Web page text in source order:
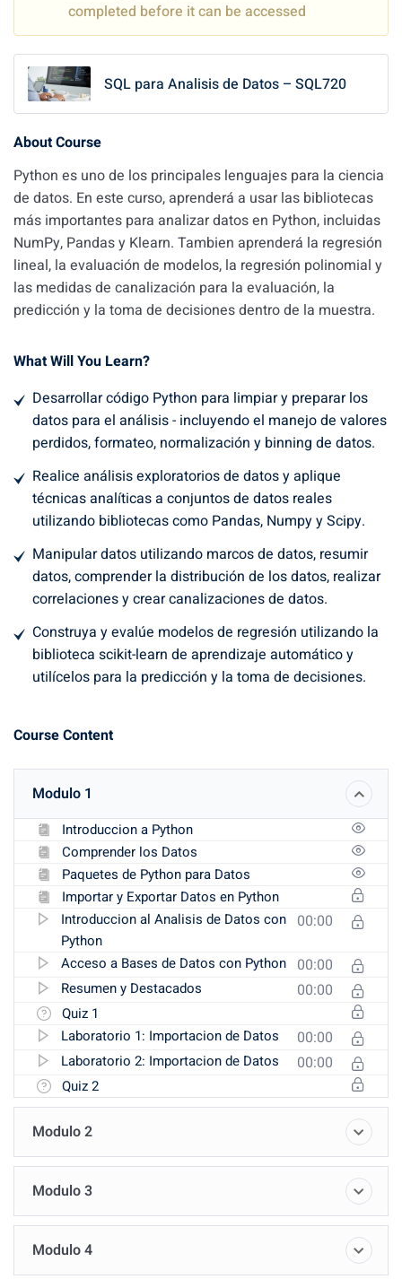
completed before it can be accessed
SQL para Analisis de Datos – SQL720
About Course
Python es uno de los principales lenguajes para la ciencia
de datos. En este curso, aprenderá a usar las bibliotecas
más importantes para analizar datos en Python, incluidas
NumPy, Pandas y Klearn. Tambien aprenderá la regresión
lineal, la evaluación de modelos, la regresión polinomial y
las medidas de canalización para la evaluación, la
predicción y la toma de decisiones dentro de la muestra.
What Will You Learn?
Desarrollar código Python para limpiar y preparar los
datos para el análisis - incluyendo el manejo de valores
perdidos, formateo, normalización y binning de datos.
Realice análisis exploratorios de datos y aplique
técnicas analíticas a conjuntos de datos reales
utilizando bibliotecas como Pandas, Numpy y Scipy.
Manipular datos utilizando marcos de datos, resumir
datos, comprender la distribución de los datos, realizar
correlaciones y crear canalizaciones de datos.
Construya y evalúe modelos de regresión utilizando la
biblioteca scikit-learn de aprendizaje automático y
utilícelos para la predicción y la toma de decisiones.
Course Content
Modulo 1
Introduccion a Python
Comprender los Datos
Paquetes de Python para Datos
Importar y Exportar Datos en Python
Introduccion al Analisis de Datos con
Python
00:00
Acceso a Bases de Datos con Python 00:00
Resumen y Destacados 00:00
Quiz 1
Laboratorio 1: Importacion de Datos
00:00
Laboratorio 2: Importacion de Datos 00:00
Quiz 2
Modulo 2
Modulo 3
Modulo 4